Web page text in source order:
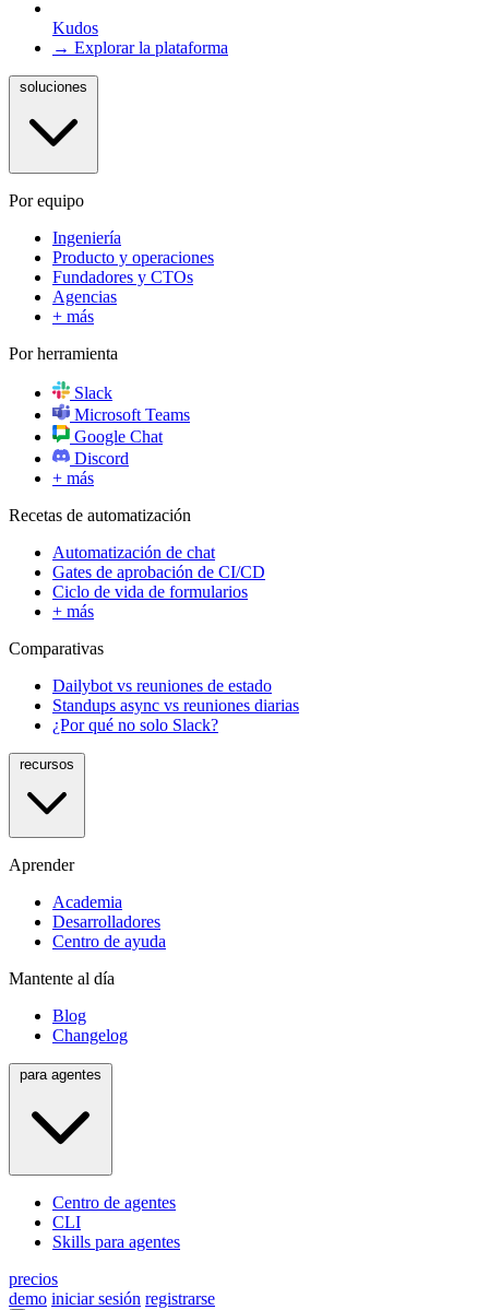
Kudos
→ Explorar la plataforma
Por equipo
Ingeniería
Producto y operaciones
Fundadores y CTOs
Agencias
+ más
Por herramienta
Slack
Microsoft Teams
Google Chat
Discord
+ más
Recetas de automatización
Automatización de chat
Gates de aprobación de CI/CD
Ciclo de vida de formularios
+ más
Comparativas
Dailybot vs reuniones de estado
Standups async vs reuniones diarias
¿Por qué no solo Slack?
Aprender
Academia
Desarrolladores
Centro de ayuda
Mantente al día
Blog
Changelog
Centro de agentes
CLI
Skills para agentes
precios
demo iniciar sesión registrarse